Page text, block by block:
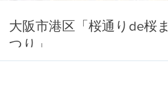
大阪市港区「桜通りde桜ま
つり」